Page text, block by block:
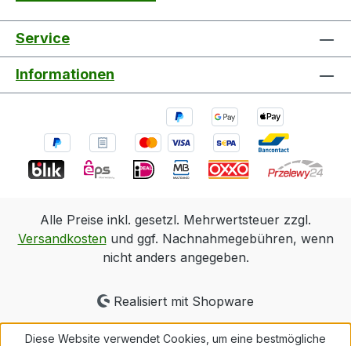
Service
Informationen
Alle Preise inkl. gesetzl. Mehrwertsteuer zzgl.
Versandkostenund ggf. Nachnahmegebühren, wenn
nicht anders angegeben.
Realisiert mit Shopware
Diese Website verwendet Cookies, um eine bestmögliche